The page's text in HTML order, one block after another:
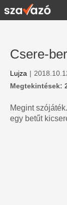
Csere-
Lujza |
Megtekintések:
Megint
egy betűt